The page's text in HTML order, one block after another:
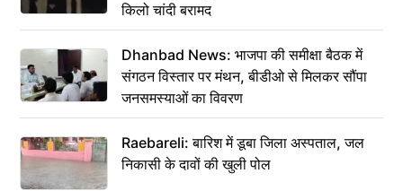
किलो चांदी बरामद
Dhanbad News: भाजपा की समीक्षा बैठक में
संगठन विस्तार पर मंथन, बीडीओ से मिलकर सौंपा
जनसमस्याओं का विवरण
Raebareli: बारिश में डूबा जिला अस्पताल, जल
निकासी के दावों की खुली पोल